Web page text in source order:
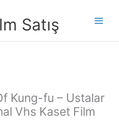
Satış
Kung-fu – Ustalar
Vhs Kaset Film